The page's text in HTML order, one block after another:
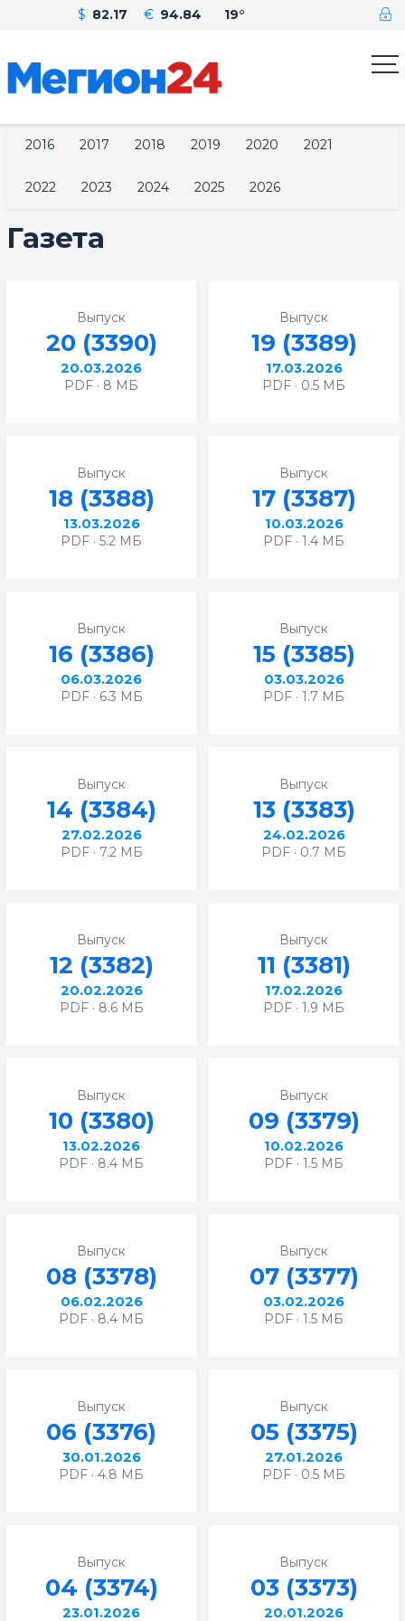
$ 82.17 € 94.84 19°
2016 2017 2018 2019 2020 2021
2022 2023 2024 2025 2026
Газета
Выпуск
20 (3390)
20.03.2026
PDF · 8 МБ
Выпуск
19 (3389)
17.03.2026
PDF · 0.5 МБ
Выпуск
18 (3388)
13.03.2026
PDF · 5.2 МБ
Выпуск
17 (3387)
10.03.2026
PDF · 1.4 МБ
Выпуск
16 (3386)
06.03.2026
PDF · 6.3 МБ
Выпуск
15 (3385)
03.03.2026
PDF · 1.7 МБ
Выпуск
14 (3384)
27.02.2026
PDF · 7.2 МБ
Выпуск
13 (3383)
24.02.2026
PDF · 0.7 МБ
Выпуск
12 (3382)
20.02.2026
PDF · 8.6 МБ
Выпуск
11 (3381)
17.02.2026
PDF · 1.9 МБ
Выпуск
10 (3380)
13.02.2026
PDF · 8.4 МБ
Выпуск
09 (3379)
10.02.2026
PDF · 1.5 МБ
Выпуск
08 (3378)
06.02.2026
PDF · 8.4 МБ
Выпуск
07 (3377)
03.02.2026
PDF · 1.5 МБ
Выпуск
06 (3376)
30.01.2026
PDF · 4.8 МБ
Выпуск
05 (3375)
27.01.2026
PDF · 0.5 МБ
Выпуск
04 (3374)
23.01.2026
Выпуск
03 (3373)
20.01.2026